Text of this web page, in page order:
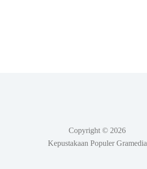
Copyright © 2026
Kepustakaan Populer Gramedia